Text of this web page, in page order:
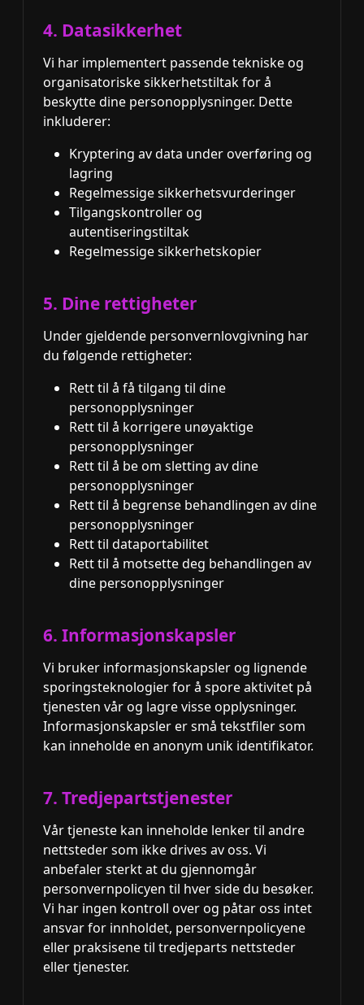
4. Datasikkerhet
Vi har implementert passende tekniske og
organisatoriske sikkerhetstiltak for å
beskytte dine personopplysninger. Dette
inkluderer:
Kryptering av data under overføring og
lagring
Regelmessige sikkerhetsvurderinger
Tilgangskontroller og
autentiseringstiltak
Regelmessige sikkerhetskopier
5. Dine rettigheter
Under gjeldende personvernlovgivning har
du følgende rettigheter:
Rett til å få tilgang til dine
personopplysninger
Rett til å korrigere unøyaktige
personopplysninger
Rett til å be om sletting av dine
personopplysninger
Rett til å begrense behandlingen av dine
personopplysninger
Rett til dataportabilitet
Rett til å motsette deg behandlingen av
dine personopplysninger
6. Informasjonskapsler
Vi bruker informasjonskapsler og lignende
sporingsteknologier for å spore aktivitet på
tjenesten vår og lagre visse opplysninger.
Informasjonskapsler er små tekstfiler som
kan inneholde en anonym unik identifikator.
7. Tredjepartstjenester
Vår tjeneste kan inneholde lenker til andre
nettsteder som ikke drives av oss. Vi
anbefaler sterkt at du gjennomgår
personvernpolicyen til hver side du besøker.
Vi har ingen kontroll over og påtar oss intet
ansvar for innholdet, personvernpolicyene
eller praksisene til tredjeparts nettsteder
eller tjenester.